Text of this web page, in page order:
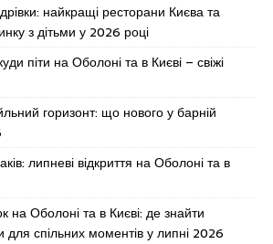
найкращі ресторани Києва та
з дітьми у 2026 році
піти на Оболоні та в Києві – свіжі
горизонт: що нового у барній
липневі відкриття на Оболоні та в
на Оболоні та в Києві: де знайти
для спільних моментів у липні 2026